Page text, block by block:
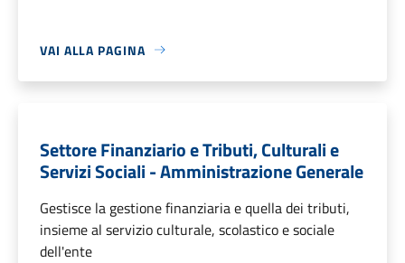
VAI ALLA PAGINA
Settore Finanziario e Tributi, Culturali e
Servizi Sociali - Amministrazione Generale
Gestisce la gestione finanziaria e quella dei tributi,
insieme al servizio culturale, scolastico e sociale
dell'ente